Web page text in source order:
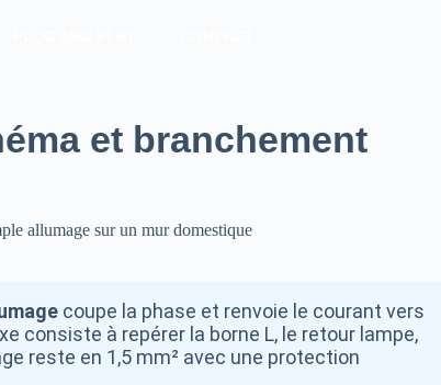
et branchement
coupe la phase et renvoie le courant vers
consiste à repérer la borne L, le retour lampe,
reste en 1,5 mm² avec une protection